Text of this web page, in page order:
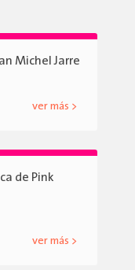
Michel Jarre
ver más >
de Pink
ver más >